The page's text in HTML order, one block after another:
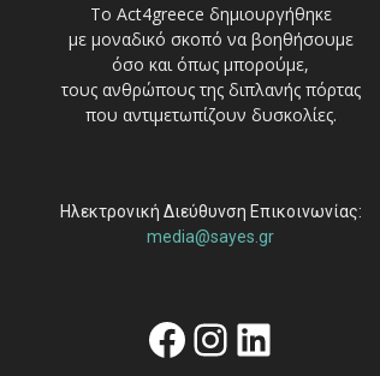
Το Act4greece δημιουργήθηκε
με μοναδικό σκοπό να βοηθήσουμε
όσο και όπως μπορούμε,
τους ανθρώπους της διπλανής πόρτας
που αντιμετωπίζουν δυσκολίες.
Ηλεκτρονική Διεύθυνση Επικοινωνίας:
media@sayes.gr
Facebook
Instagram
Linkedin